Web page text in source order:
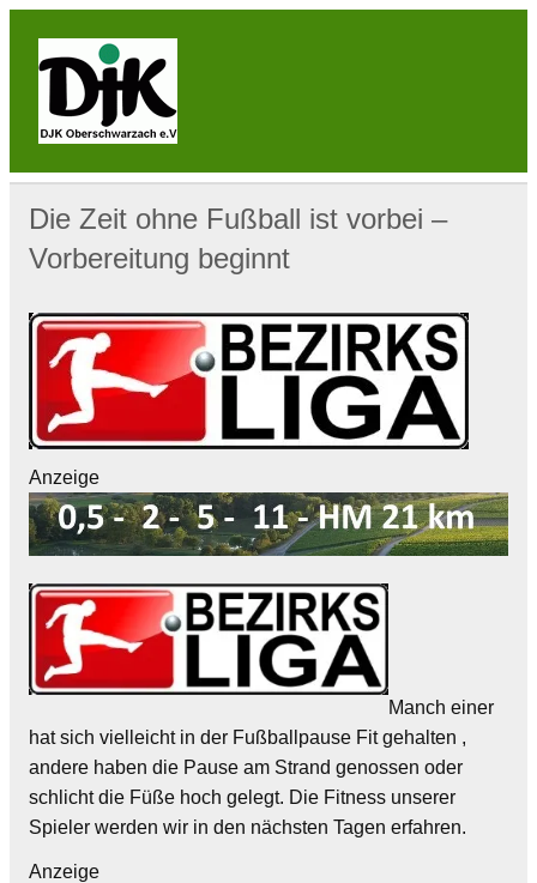
Skip
BEWEGEN! … Sport & Engagement
Die Zeit ohne Fußball ist vorbei –
Vorbereitung beginnt
Anzeige
Manch einer
hat sich vielleicht in der Fußballpause Fit gehalten ,
andere haben die Pause am Strand genossen oder
schlicht die Füße hoch gelegt. Die Fitness unserer
Spieler werden wir in den nächsten Tagen erfahren.
Anzeige